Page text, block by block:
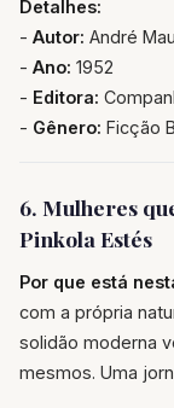
Detalhes:
- Autor: André
- Ano: 1952
- Editora:
- Gênero: Ficção
6. Mulheres
Pinkola Estés
Por que está
com a própria
solidão moderna
mesmos. Uma